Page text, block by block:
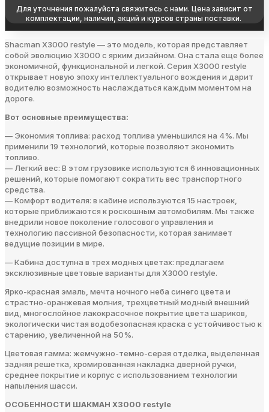
Для уточнения пожалуйста свяжитесь с нами. Цена зависит от
комплектации, наличия, акций и курсов страны поставки.
Shacman X3000 restyle — это модель, которая представляет
собой эволюцию X3000 с ярким дизайном. Она стала еще более
экономичной, функциональной и легкой. Серия X3000 restyle
открывает новую эпоху интеллектуального вождения и дарит
водителю возможность наслаждаться каждым моментом на
дороге.
Вот основные преимущества:
— Экономия топлива: расход топлива уменьшился на 4%. Мы
применили 19 технологий, которые позволяют экономить
топливо.
— Легкий вес: В этом грузовике используются 6 инновационных
решений, которые помогают сократить вес транспортного
средства.
— Комфорт водителя: в кабине используются 15 настроек,
которые приближаются к роскошным автомобилям. Мы также
внедрили новое поколение голосового управления и
технологию пассивной безопасности, которая занимает
ведущие позиции в мире.
— Кабина доступна в трех модных цветах: предлагаем
эксклюзивные цветовые варианты для X3000 restyle.
Ярко-красная эмаль, мечта ночного неба синего цвета и
страстно-оранжевая молния, трехцветный модный внешний
вид, многослойное лакокрасочное покрытие цвета шариков,
экологически чистая водобезопасная краска с устойчивостью к
старению, увеличенной на 50%.
Цветовая гамма: жемчужно-темно-серая отделка, выделенная
задняя решетка, хромированная накладка дверной ручки,
среднее покрытие и корпус с использованием технологии
напыления шасси.
ОСОБЕННОСТИ ШАКМАН X3000 restyle